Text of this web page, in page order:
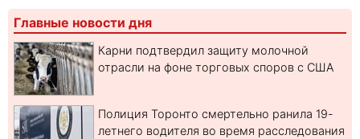
Главные новости дня
Карни подтвердил защиту молочной
отрасли на фоне торговых споров с США
Полиция Торонто смертельно ранила 19-
летнего водителя во время расследования